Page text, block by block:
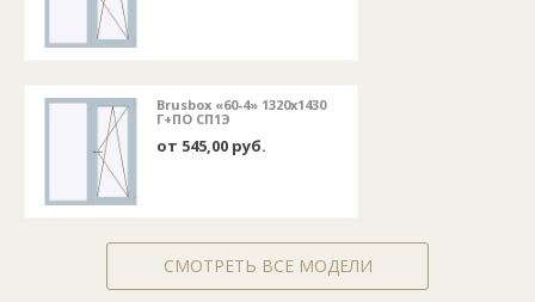
Brusbox «60-4» 1320х1430
Г+ПО СП1Э
от 545,00 руб.
СМОТРЕТЬ ВСЕ МОДЕЛИ